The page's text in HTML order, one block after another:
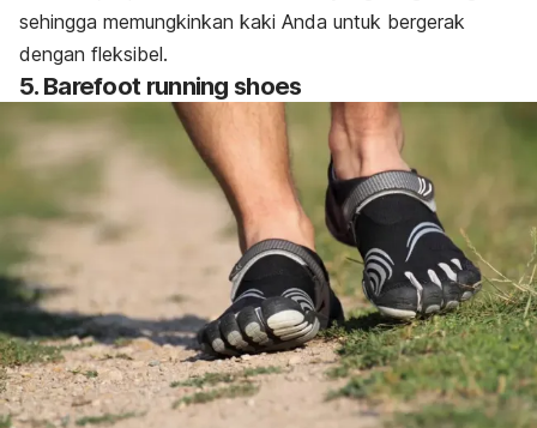
sehingga memungkinkan kaki Anda untuk bergerak
dengan fleksibel.
5. Barefoot running shoes